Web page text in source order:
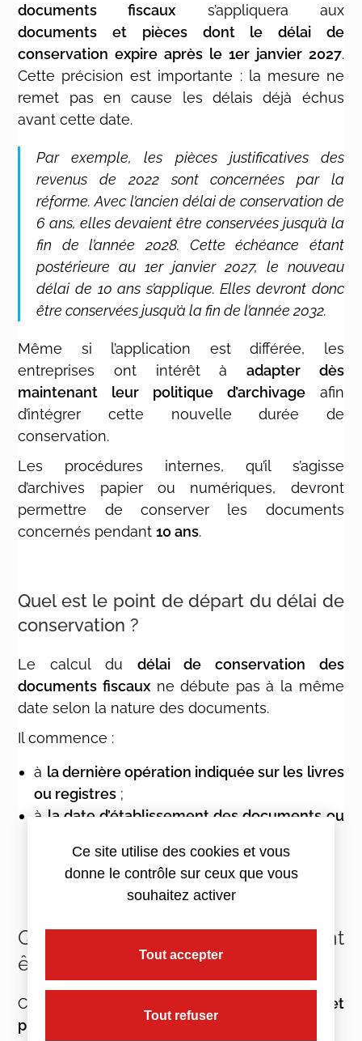
documents fiscaux s’appliquera aux
documents et pièces dont le délai de
conservation expire après le 1er janvier 2027.
Cette précision est importante : la mesure ne
remet pas en cause les délais déjà échus
avant cette date.
Par exemple, les pièces justificatives des
revenus de 2022 sont concernées par la
réforme. Avec l’ancien délai de conservation de
6 ans, elles devaient être conservées jusqu’à la
fin de l’année 2028. Cette échéance étant
postérieure au 1er janvier 2027, le nouveau
délai de 10 ans s’applique. Elles devront donc
être conservées jusqu’à la fin de l’année 2032.
Même si l’application est différée, les
entreprises ont intérêt à adapter dès
maintenant leur politique d’archivageafin
d’intégrer cette nouvelle durée de
conservation.
Les procédures internes, qu’il s’agisse
d’archives papier ou numériques, devront
permettre de conserver les documents
concernés pendant10 ans.
Quel est le point de départ du délai de
conservation ?
Le calcul du délai de conservation des
documents fiscaux ne débute pas à la même
date selon la nature des documents.
Il commence :
à la dernière opération indiquée sur les livres
ou registres ;
à la date d’établissement des documents ou
Quels documents fiscaux doivent
être conservés ?
Cette évolution concerne les
documents et
pièces conservés à des fins de contrôle fiscal
Ce site utilise des cookies et vous
donne le contrôle sur ceux que vous
souhaitez activer
Tout accepter
Tout refuser